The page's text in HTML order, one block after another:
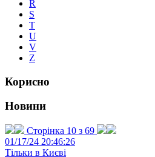
R
S
T
U
V
Z
Корисно
Новини
Сторінка 10 з 69
01/17/24 20:46:26
Тільки в Києві